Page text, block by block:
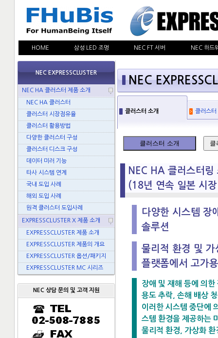
HOME 삼성 LED 조명 NEC FT 서버 NEC 하드
NEC EXPRESSCLUSTER
NEC HA 클러스터 제품 소개
NEC HA 클러스터
클러스터 시장점유율
클러스터 활용방법
다양한 클러스터 구성
클러스터 디스크 구성
데이터 미러 기능
타사 시스템 연계
국내 도입 사례
해외 도입 사례
원격 클러스터 도입사례
EXPRESSCLUSTER X 제품 소개
EXPRESSCLUSTER 제품 소개
EXPRESSCLUSTER 제품의 개요
EXPRESSCLUSTER 옵션/패키지
EXPRESSCLUSTER MC 시리즈
NEC 상담 문의 및 고객 지원
NEC
클러스터 소개 클러스터
클러스터 소개 클
NEC HA 클러스터링
(18년 연속 일본 시
다양한 시스템 장
솔루션
물리적 환경 및
플랫폼에서 고가
장애 및 재해 등에 의
용도 추락, 손해 배상
이러한 시스템 중단에
스템 환경을 제공하는
물리적 환경, 가상화